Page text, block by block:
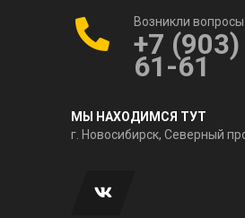
Возникли
+7
61-61
МЫ НАХОДИМСЯ ТУТ
г. Новосибирск, Северный